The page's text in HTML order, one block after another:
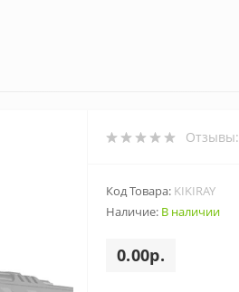
Отзывы:
Код Товара: KIKIRAY
Наличие: В наличии
0.00р.